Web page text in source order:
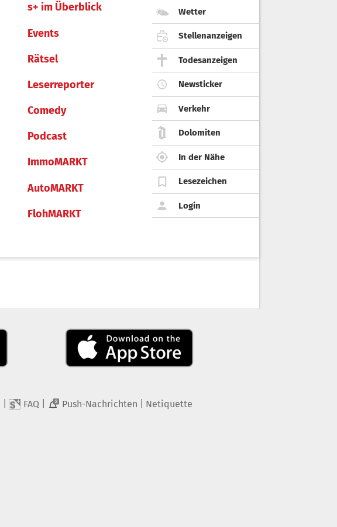
s+ im Überblick
Events
Rätsel
Leserreporter
Comedy
Podcast
ImmoMARKT
AutoMARKT
FlohMARKT
Wetter
Stellenanzeigen
Todesanzeigen
Newsticker
Verkehr
Dolomiten
In der Nähe
Lesezeichen
Login
FAQ 2 Push-Nachrichten Netiquette